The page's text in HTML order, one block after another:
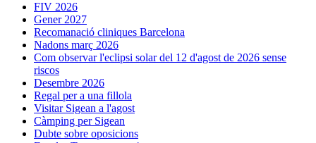
FIV 2026
Gener 2027
Recomanació cliniques Barcelona
Nadons març 2026
Com observar l'eclipsi solar del 12 d'agost de 2026 sense
riscos
Desembre 2026
Regal per a una fillola
Visitar Sigean a l'agost
Càmping per Sigean
Dubte sobre oposicions